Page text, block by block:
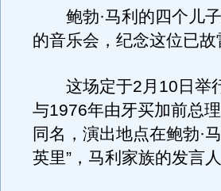
鲍勃·马利的四个儿子
的音乐会，纪念这位已
这场定于2月10日举行
与1976年由牙买加前总
同名，演出地点在鲍勃·
英里”，马利家族的发言